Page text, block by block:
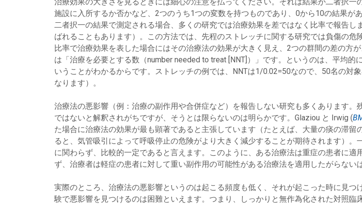
施設に入所するか否かなど、2つのうち1つの変数を持つものであり、0から10の結果が
二者択一の結果で測定される場合、多くの研究では治療効果を差ではなく比率で報告
ばれることもあります）。この方法では、先程のストレッチに関する研究では負傷の危
比率で治療効果を表した場合にはその治療法の効果が大きく見え、2つの群間の差の方
は「治療を必要とする数（number needed to treat [NNT]）」です。というのは、平均
いうことがわかるからです。ストレッチの例では、NNTは1/0.02=50なので、50名の対
なります）。
治療法の悪影響（例：治療の副作用や合併症など）を報告しない研究も多くあります
ではないと解釈されがちですが、そうとは限らないのは明らかです。Glaziou と Irwig (
た場合に治療法の効果が最も顕著であると主張しています（たとえば、大量の痰の滞
ると、気管吸引によって呼吸停止の危険がより大きく減少することが期待されます）
に関わらず、比較的一定であると言えます。このように、ある治療法は重症の患者に
ず、治療者は軽症の患者に対して重い副作用の可能性がある治療法を適用したがらない
実際のところ、治療法の悪影響というのは起こる頻度も低く、それが起こった時に見
験で悪影響を見つけるのは困難といえます。つまり、しっかりと無作為化された対照